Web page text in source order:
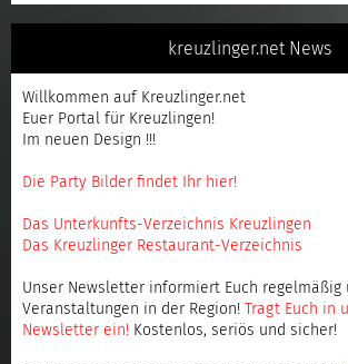
kreuzlinger.net News
Willkommen auf Kreuzlinger.net
Euer Portal für Kreuzlingen!
Im neuen Design !!!
Die Party Bilder findet Ihr hier!
Das Unterkunfts-Verzeichnis Kreuzlingen
Das Kreuzlinger Restaurant-Verzeichnis
Unser Newsletter informiert Euch regelmäßig
Veranstaltungen in der Region!
Tragt Euch in
Newsletter ein! Kostenlos, seriös und sicher!